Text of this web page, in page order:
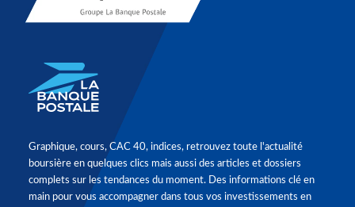
Graphique, cours, CAC 40, indices, retrouvez toute l'actualité
boursière en quelques clics mais aussi des articles et dossiers
complets sur les tendances du moment. Des informations clé en
main pour vous accompagner dans tous vos investissements en